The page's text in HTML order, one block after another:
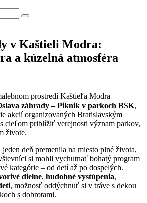
v Kaštieli Modra:
a kúzelná atmosféra
prostredí Kaštieľa Modra
záhrady – Piknik v parkoch BSK,
akcií organizovaných Bratislavským
cieľom priblížiť verejnosti význam parkov,
živote.
deň premenila na miesto plné života,
si mohli vychutnať bohatý program
kategórie – od detí až po dospelých.
dielne, hudobné vystúpenia,
, možnosť oddýchnuť si v tráve s dekou
s dobrotami.